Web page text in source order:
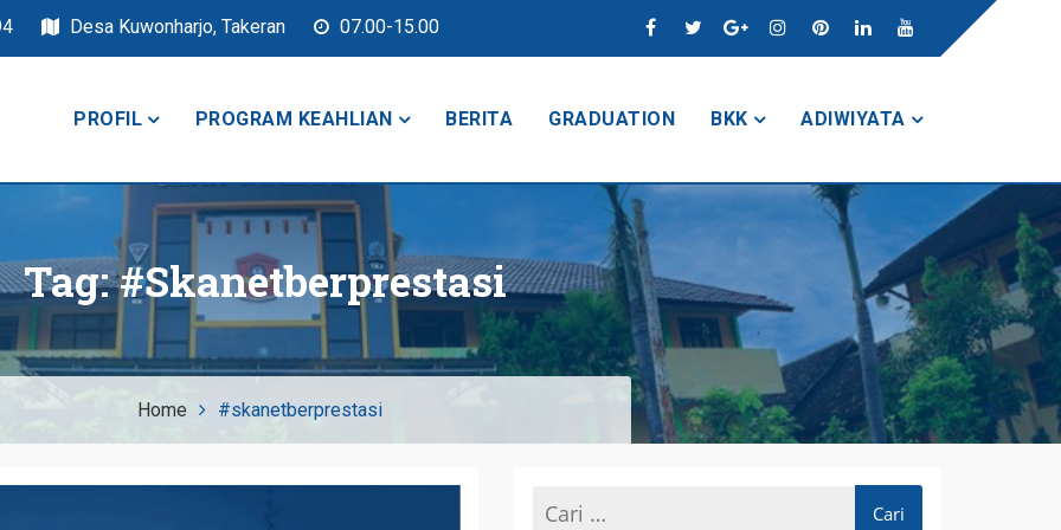
Desa Kuwonharjo, Takeran 07.00-15.00
PROFIL PROGRAM KEAHLIAN BERITA GRADUATION BKK ADIWIYATA
Tag:#skanetberprestasi
Home #skanetberprestasi